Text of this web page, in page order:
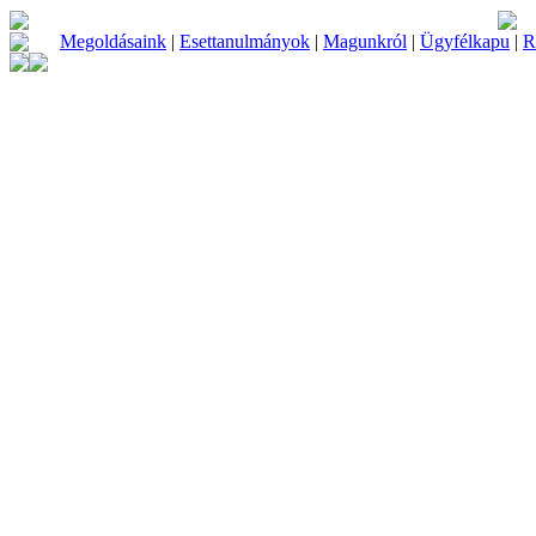
Megoldásaink | Esettanulmányok | Magunkról | Ügyfélkapu |